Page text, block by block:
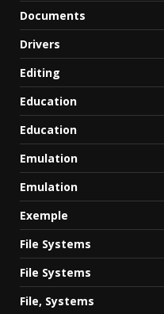
Documents
Drivers
Editing
Education
Education
Emulation
Emulation
Exemple
File Systems
File Systems
File, Systems